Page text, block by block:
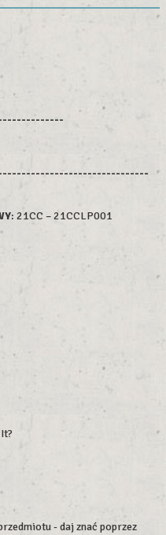
: 21CC – 21CCLP001
- daj znać poprzez